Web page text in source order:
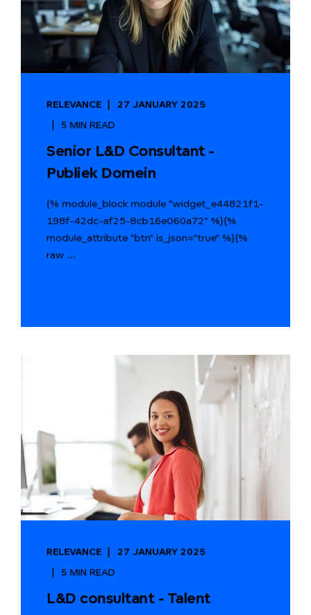
RELEVANCE 27 JANUARY 2025
5 MIN READ
Senior L&D Consultant -
Publiek Domein
{% module_block module "widget_e44821f1-
198f-42dc-af25-8cb16e060a72" %}{%
module_attribute "btn" is_json="true" %}{%
raw ...
RELEVANCE 27 JANUARY 2025
5 MIN READ
L&D consultant - Talent